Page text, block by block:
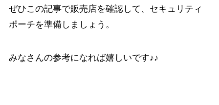
ぜひこの記事で販売店を確認して、セキュリティ
ポーチを準備しましょう。
みなさんの参考になれば嬉しいです♪♪